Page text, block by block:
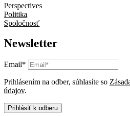
Perspectives
Politika
Spoločnosť
Newsletter
Email*
Prihlásením na odber, súhlasíte so
údajov.
Prihlásiť k odberu